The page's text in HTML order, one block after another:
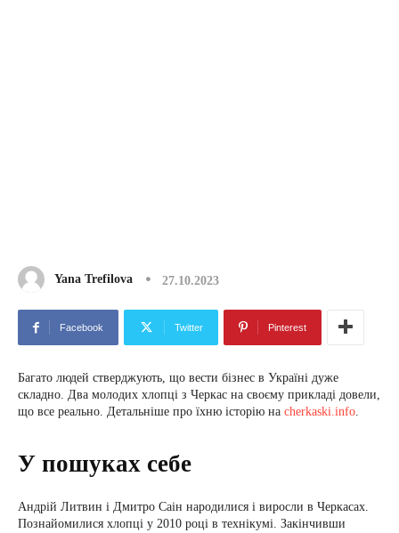
Yana Trefilova 27.10.2023
Facebook Twitter Pinterest
Багато людей стверджують, що вести бізнес в Україні дуже
складно. Два молодих хлопці з Черкас на своєму прикладі довели,
що все реально. Детальніше про їхню історію на cherkaski.info.
У пошуках себе
Андрій Литвин і Дмитро Саін народилися і виросли в Черкасах.
Познайомилися хлопці у 2010 році в технікумі. Закінчивши